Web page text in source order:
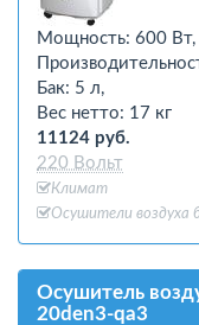
Мощность: 600 Вт,
Бак: 5 л,
Вес нетто: 17 кг
11124 руб.
220 Вольт
Климат
Осушители воздуха
Осушитель
20den3-qa3